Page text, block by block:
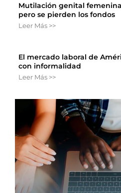
Mutilación genital
pero se pierden los fondos
Leer Más >>
El mercado laboral de
con informalidad
Leer Más >>